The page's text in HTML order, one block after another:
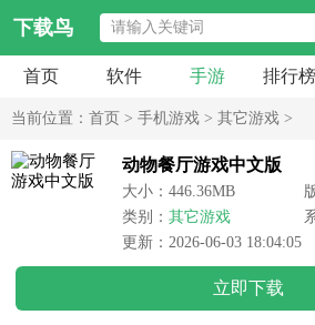
下载鸟
首页 软件 手游 排行榜
当前位置： 首页 > 手机游戏 > 其它游戏 >
动物餐厅游戏中文版
大小：446.36MB
类别： 其它游戏
更新：2026-06-03 18:04:05
立即下载